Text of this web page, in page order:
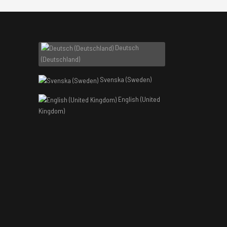
Deutsch
(Deutschland)
Svenska (Sweden)
English (United
Kingdom)